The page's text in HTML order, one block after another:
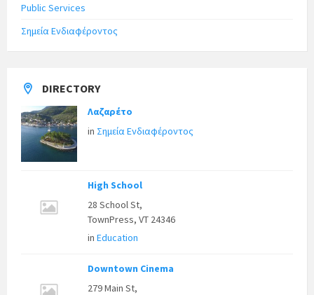
Public Services
Σημεία Ενδιαφέροντος
DIRECTORY
Λαζαρέτο
in Σημεία Ενδιαφέροντος
High School
28 School St,
TownPress, VT 24346
in Education
Downtown Cinema
279 Main St,